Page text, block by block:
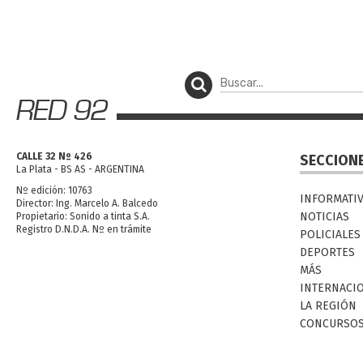
CALLE 32 Nº 426
La Plata - BS AS - ARGENTINA
Nº edición: 10763
Director: Ing. Marcelo A. Balcedo
Propietario: Sonido a tinta S.A.
Registro D.N.D.A. Nº en trámite
NOTICIAS
POLICIALES
DEPORTES
MÁS
LA REGIÓN
CONCURSOS